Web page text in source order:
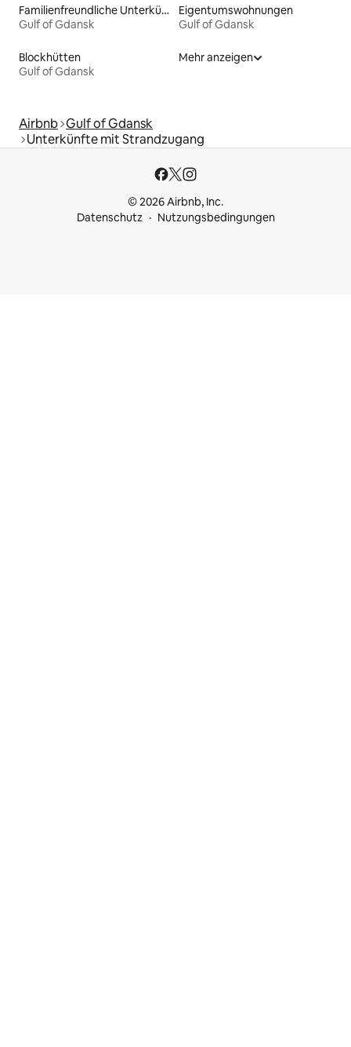
Familienfreundliche Unterkünfte
Gulf of Gdansk
Eigentumswohnungen
Gulf of Gdansk
Blockhütten
Gulf of Gdansk
Mehr anzeigen
Airbnb Gulf of Gdansk
Unterkünfte mit Strandzugang
© 2026 Airbnb, Inc.
Datenschutz
Nutzungsbedingungen